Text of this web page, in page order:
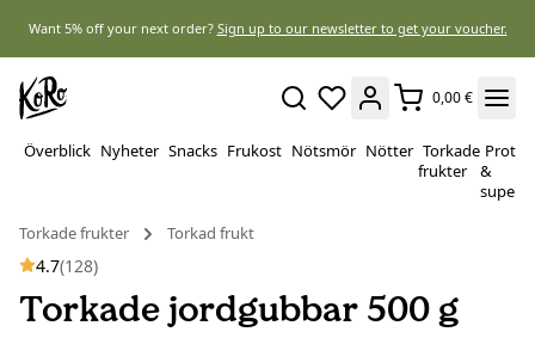
Want 5% off your next order? Sign up to our newsletter to get your voucher.
0,00 €
Överblick Nyheter Snacks Frukost Nötsmör Nötter Torkade
frukter
&
Torkade frukter
Torkad frukt
4.7(128)
Torkade jordgubbar 500 g